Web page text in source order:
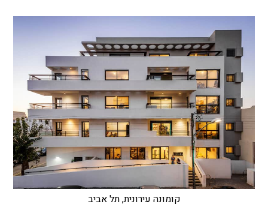
קומונה עירונית, תל אביב